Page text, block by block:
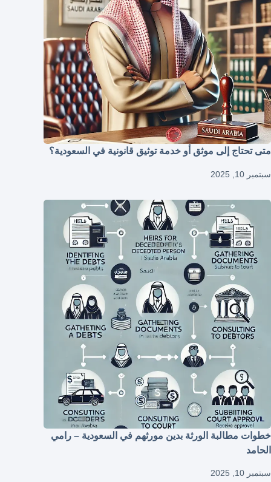
متى تحتاج إلى موثق أو خدمة توثيق قانونية في السعودية؟
سبتمبر 10, 2025
خطوات مطالبة الورثة بدين مورثهم في السعودية – رامي
الحامد
سبتمبر 10, 2025